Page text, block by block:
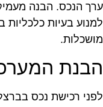
הנכס. הבנה
בעיות כלכליות
רכישת נכס